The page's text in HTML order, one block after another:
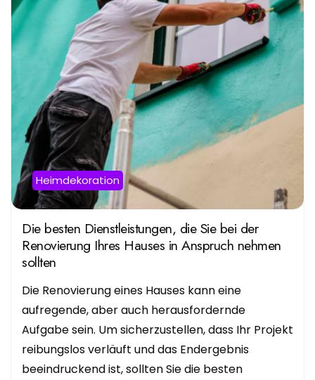
Heimdekoration
Die besten Dienstleistungen, die Sie bei der
Renovierung Ihres Hauses in Anspruch nehmen
sollten
Die Renovierung eines Hauses kann eine
aufregende, aber auch herausfordernde
Aufgabe sein. Um sicherzustellen, dass Ihr Projekt
reibungslos verläuft und das Endergebnis
beeindruckend ist, sollten Sie die besten